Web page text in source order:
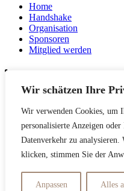
Wir schätzen Ihre
Wir verwenden Cookies, um
personalisierte Anzeigen
Datenverkehr zu
klicken, stimmen Sie der
Anpassen Alles
Home
Handshake
Organisation
Sponsoren
Mitglied werden
News
Netzwerk
Kontakt
Datenschutzerklärung